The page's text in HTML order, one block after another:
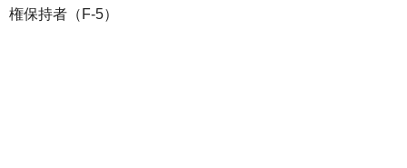
権保持者（F-5）